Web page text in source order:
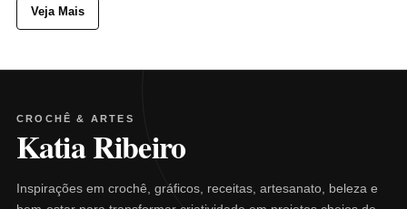
Veja Mais
CROCHÊ & ARTES
Katia Ribeiro
Inspirações em crochê, gráficos, receitas, artesanato, beleza e